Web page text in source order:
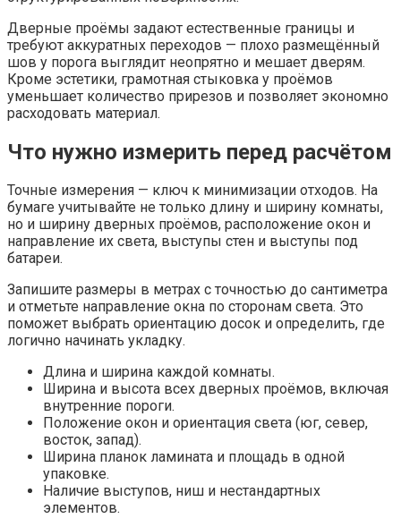
Дверные проёмы задают естественные границы и
требуют аккуратных переходов — плохо размещённый
шов у порога выглядит неопрятно и мешает дверям.
Кроме эстетики, грамотная стыковка у проёмов
уменьшает количество прирезов и позволяет экономно
расходовать материал.
Что нужно измерить перед расчётом
Точные измерения — ключ к минимизации отходов. На
бумаге учитывайте не только длину и ширину комнаты,
но и ширину дверных проёмов, расположение окон и
направление их света, выступы стен и выступы под
батареи.
Запишите размеры в метрах с точностью до сантиметра
и отметьте направление окна по сторонам света. Это
поможет выбрать ориентацию досок и определить, где
логично начинать укладку.
Длина и ширина каждой комнаты.
Ширина и высота всех дверных проёмов, включая
внутренние пороги.
Положение окон и ориентация света (юг, север,
восток, запад).
Ширина планок ламината и площадь в одной
упаковке.
Наличие выступов, ниш и нестандартных
элементов.